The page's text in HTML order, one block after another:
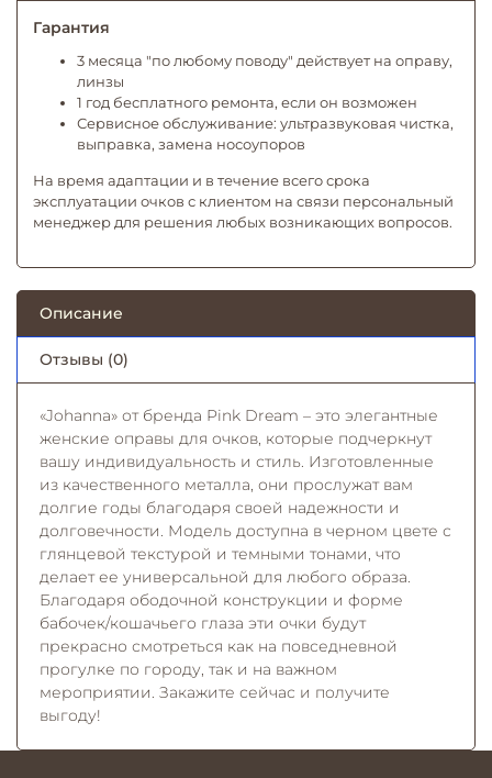
Гарантия
3 месяца "по любому поводу" действует на оправу,
линзы
1 год бесплатного ремонта, если он возможен
Сервисное обслуживание: ультразвуковая чистка,
выправка, замена носоупоров
На время адаптации и в течение всего срока
эксплуатации очков с клиентом на связи персональный
менеджер для решения любых возникающих вопросов.
Описание
Отзывы (0)
«Johanna» от бренда Pink Dream – это элегантные
женские оправы для очков, которые подчеркнут
вашу индивидуальность и стиль. Изготовленные
из качественного металла, они прослужат вам
долгие годы благодаря своей надежности и
долговечности. Модель доступна в черном цвете с
глянцевой текстурой и темными тонами, что
делает ее универсальной для любого образа.
Благодаря ободочной конструкции и форме
бабочек/кошачьего глаза эти очки будут
прекрасно смотреться как на повседневной
прогулке по городу, так и на важном
мероприятии. Закажите сейчас и получите
выгоду!